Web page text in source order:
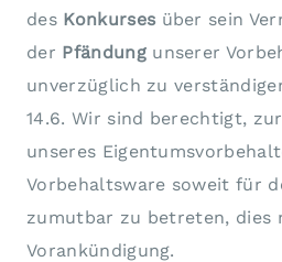
des Konkurses über sein
der Pfändung unserer
unverzüglich zu
14.6. Wir sind berechtigt,
unseres
Vorbehaltsware soweit für
zumutbar zu betreten, dies
Vorankündigung.